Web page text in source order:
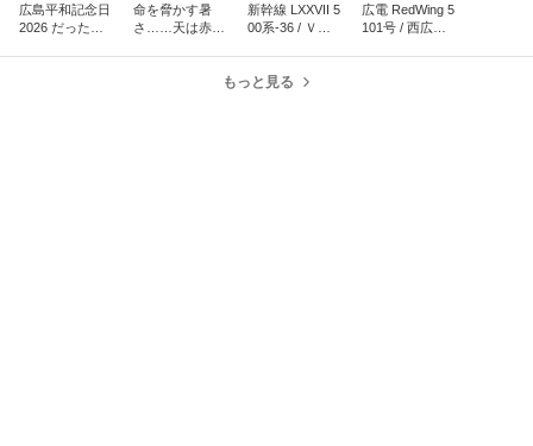
広島平和記念日
2026 だったの
命を脅かす暑
さ……天は赤い
新幹線 LXXVII 5
00系-36 / Ｖ８
広電 RedWing 5
101号 / 西広島
もっと見る